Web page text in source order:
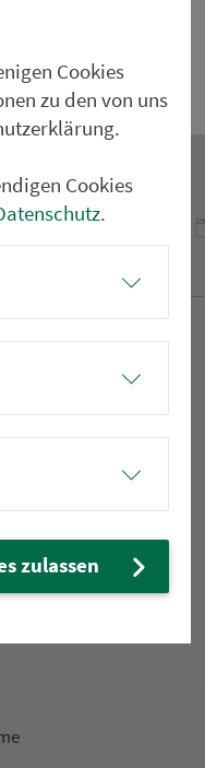
Cookies
zu den von uns
Cookies
.
zulassen